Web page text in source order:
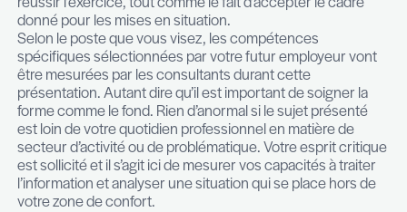
clés qui permettent de gagner en sérénité et
état d’esprit positif.
Conseil n° 2 : Garder la tête froide
Le chrono est enclenché et le consultant vous a
toutes instructions, laissant devant vous un
conséquent à étudier : 90 min pour préparer vos
recommandations. Garder la tête froide est
réussir l’exercice, tout comme le fait d’accepter
donné pour les mises en situation.